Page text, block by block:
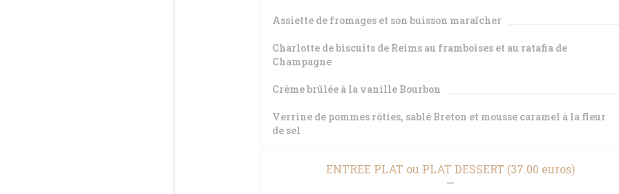
Assiette de fromages et son buisson maraîcher
Charlotte de biscuits de Reims au framboises et au ratafia de
Champagne
Crème brûlée à la vanille Bourbon
Verrine de pommes rôties, sablé Breton et mousse caramel à la fleur
de sel
ENTREE PLAT ou PLAT DESSERT (37.00 euros)